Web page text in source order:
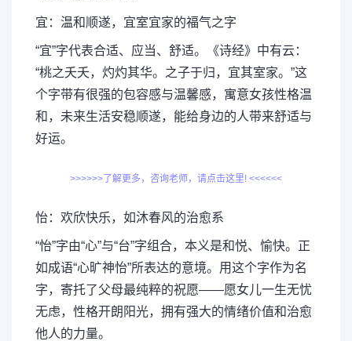
宜：温和顺遂，宜室宜家的福气之字
“宜”字代表合适、应当、舒适。《诗经》中有云：
“桃之夭夭，灼灼其华。之子于归，宜其室家。”这
个字带有很强的包容感与温馨感，寓意女孩性格温
和，未来生活安稳顺遂，能给身边的人带来舒适与
好运。
>>>>>>了解更多，咨询老师，请点击这里! <<<<<<
怡：欢欣快乐，如沐春风的治愈系
“怡”字由“心”与“台”字组合，本义是和悦、愉快。正
如成语“心旷神怡”所表达的意境。用这个字作为名
字，寄托了父母最纯粹的祝愿——愿女儿一生无忧
无虑，性格开朗阳光，拥有强大的情绪价值和治愈
他人的力量。